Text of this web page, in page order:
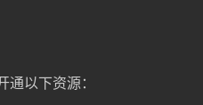
以下资源：